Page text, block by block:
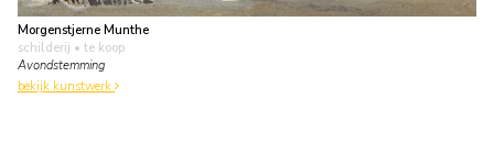
Morgenstjerne Munthe
schilderij • te koop
Avondstemming
bekijk kunstwerk